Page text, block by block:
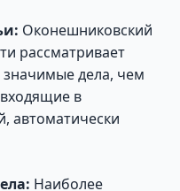
Оконешниковский
рассматривает
дела, чем
в
автоматически
Наиболее